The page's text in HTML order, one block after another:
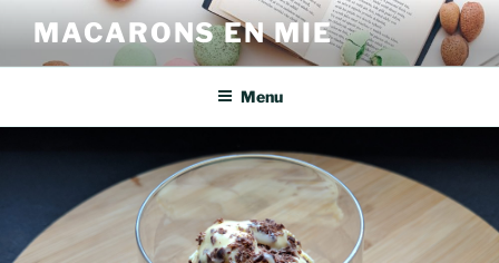
de
MACARONS EN MIE
Menu